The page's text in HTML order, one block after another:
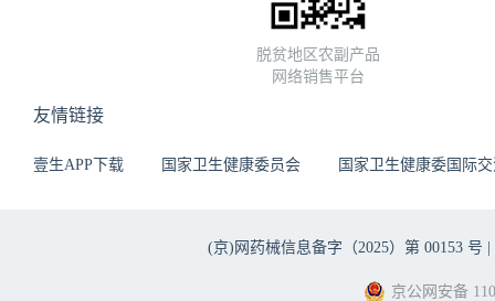
脱贫地区农副产品
网络销售平台
友情链接
壹生APP下载 国家卫生健康委员会 国家卫生健康委国际
(京)网药械信息备字（2025）第 00153 号 |
京公网安备